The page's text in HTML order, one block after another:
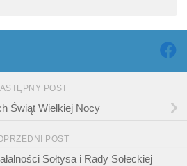
POST
Świąt Wielkiej Nocy
POST
Sołtysa i Rady Sołeckiej